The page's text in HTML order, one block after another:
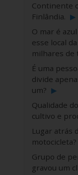
Continente
Finlândia. ▶
O mar é
esse local
milhares de
É uma
divide
um? ▶
Qualidade
cultivo e
Lugar atrás
motocicleta?
Grupo de
gravou um